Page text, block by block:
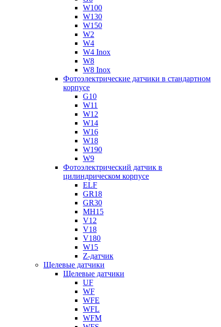
W100
W130
W150
W2
W4
W4 Inox
W8
W8 Inox
Фотоэлектрические датчики в стандартном
корпусе
G10
W11
W12
W14
W16
W18
W190
W9
Фотоэлектрический датчик в
цилиндрическом корпусе
ELF
GR18
GR30
MH15
V12
V18
V180
W15
Z-датчик
Щелевые датчики
Щелевые датчики
UF
WF
WFE
WFL
WFM